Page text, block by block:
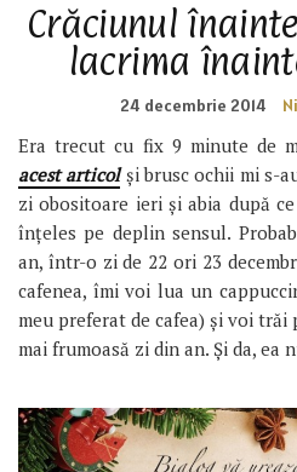
Crăciunul
lacrima
24 decembrie 2014
Era trecut cu fix 9 minute de
acest articolși brusc ochii mi s-
zi obositoare ieri și abia după
înțeles pe deplin sensul.
an, într-o zi de 22 ori 23
cafenea, îmi voi lua un
meu preferat de cafea) și voi
mai frumoasă zi din an. Și da, ea